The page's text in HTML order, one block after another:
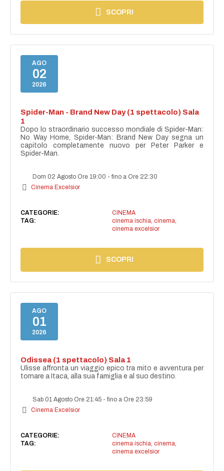
SCOPRI
AGO
02
2026
Spider-Man - Brand New Day (1 spettacolo) Sala
1
Dopo lo straordinario successo mondiale di Spider-Man:
No Way Home, Spider-Man: Brand New Day segna un
capitolo completamente nuovo per Peter Parker e
Spider-Man.
Dom 02 Agosto Ore 19:00 -fino a Ore 22:30
Cinema Excelsior
CATEGORIE:
CINEMA
TAG:
cinema ischia, cinema,
cinema excelsior
SCOPRI
AGO
01
2026
Odissea (1 spettacolo) Sala 1
Ulisse affronta un viaggio epico tra mito e avventura per
tornare a Itaca, alla sua famiglia e al suo destino.
Sab 01 Agosto Ore 21:45 -fino a Ore 23:59
Cinema Excelsior
CATEGORIE:
CINEMA
TAG:
cinema ischia, cinema,
cinema excelsior